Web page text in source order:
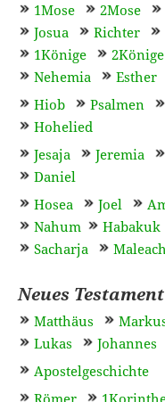
1Mose 2Mose
Josua
Richter
1Könige
2Könige
Nehemia
Esther
Hiob
Psalmen
Hohelied
Jesaja
Jeremia
Daniel
Hosea
Joel
Nahum
Habakuk
Sacharja
Neues Testament
Matthäus
Lukas
Johannes
Apostelgeschichte